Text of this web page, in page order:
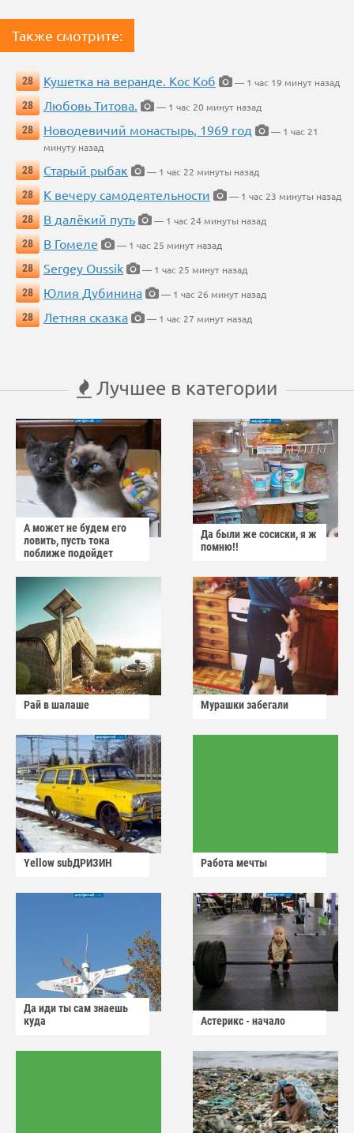
Также смотрите:
28 Кушетка на веранде. Кос Коб
— 1 час 19 минут назад
28
Любовь Титова.
— 1 час 20 минут назад
28
Новодевичий монастырь, 1969 год
— 1 час 21
минуту назад
28
Старый рыбак
— 1 час 22 минуты назад
28
К вечеру самодеятельности
— 1 час 23 минуты назад
28
В далёкий путь
— 1 час 24 минуты назад
28
В Гомеле
— 1 час 25 минут назад
28
Sergey Oussik
— 1 час 25 минут назад
28
Юлия Дубинина
— 1 час 26 минут назад
28
Летняя сказка — 1 час 27 минут назад
Лучшее в категории
А может не будем его
ловить, пусть тока
поближе подойдет
Да были же сосиски, я ж
помню!!
Рай в шалаше Мурашки забегали
Yellow subДРИЗИН Работа мечты
Да иди ты сам знаешь
куда
Астерикс - начало